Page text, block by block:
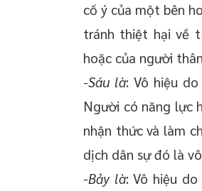
cố ý của một bên
tránh thiệt hại về
hoặc của người
-Sáu là: Vô hiệu
Người có năng lực
nhận thức và làm
dịch dân sự đó là
-Bảy là: Vô hiệu